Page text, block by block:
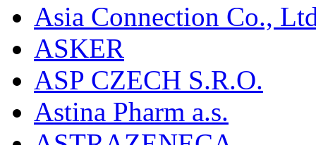
Asia Connection Co.,
ASKER
ASP CZECH S.R.O.
Astina Pharm a.s.